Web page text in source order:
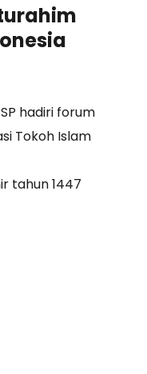
hadiri forum
Tokoh Islam
tahun 1447